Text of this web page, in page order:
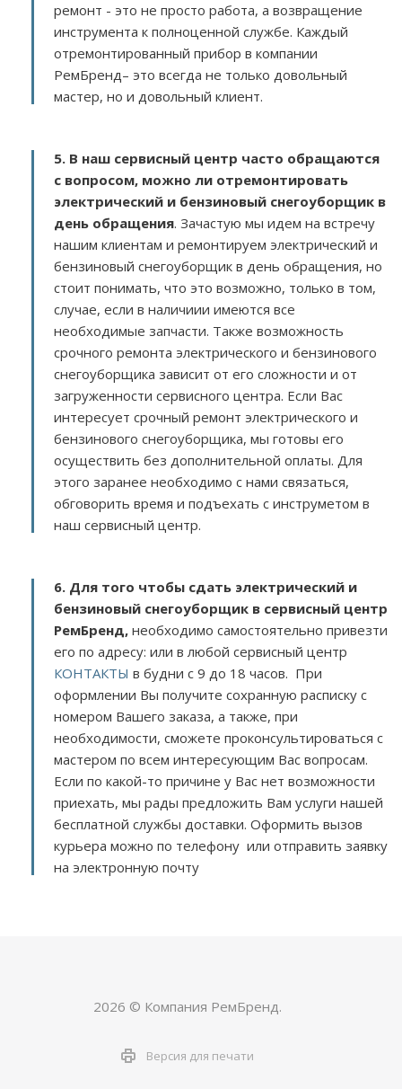
ремонт - это не просто работа, а возвращение
инструмента к полноценной службе. Каждый
отремонтированный прибор в компании
РемБренд– это всегда не только довольный
мастер, но и довольный клиент.
5. В наш сервисный центр часто обращаются
с вопросом, можно ли отремонтировать
электрический и бензиновый снегоуборщик в
день обращения. Зачастую мы идем на встречу
нашим клиентам и ремонтируем электрический и
бензиновый снегоуборщик в день обращения, но
стоит понимать, что это возможно, только в том,
случае, если в наличиии имеются все
необходимые запчасти. Также возможность
срочного ремонта электрического и бензинового
снегоуборщика зависит от его сложности и от
загруженности сервисного центра. Если Вас
интересует срочный ремонт электрического и
бензинового снегоуборщика, мы готовы его
осуществить без дополнительной оплаты. Для
этого заранее необходимо с нами связаться,
обговорить время и подъехать с инструметом в
наш сервисный центр.
6. Для того чтобы сдать электрический и
бензиновый снегоуборщик в сервисный центр
РемБренд, необходимо самостоятельно привезти
его по адресу: или в любой сервисный центр
КОНТАКТЫ в будни с 9 до 18 часов. При
оформлении Вы получите сохранную расписку с
номером Вашего заказа, а также, при
необходимости, сможете проконсультироваться с
мастером по всем интересующим Вас вопросам.
Если по какой-то причине у Вас нет возможности
приехать, мы рады предложить Вам услуги нашей
бесплатной службы доставки. Оформить вызов
курьера можно по телефону или отправить заявку
на электронную почту
2026 © Компания РемБренд.
Версия для печати